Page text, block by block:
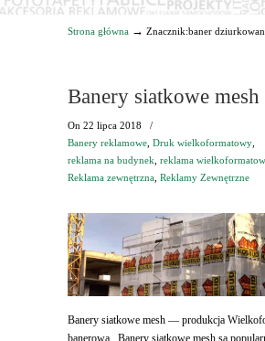
Strona główna → Znacznik:baner
Banery siatkowe mesh
On 22 lipca 2018
/
Banery reklamowe Druk wielkoformatowy
reklama na budynek reklama
Reklama zewnętrzna Reklamy Zewnętrzne
Banery siatkowe mesh — produkcja
banerowa Banery siatkowe mesh są